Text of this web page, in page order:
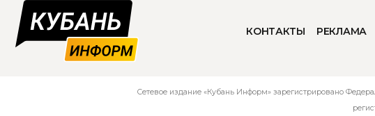
КОНТАКТЫ РЕКЛАМА
Сетевое издание «Кубань Информ» зарегистрировано